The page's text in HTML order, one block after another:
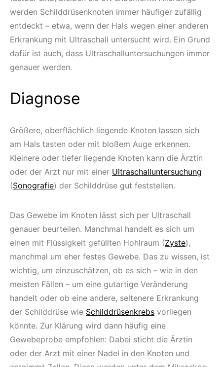
werden Schilddrüsenknoten immer häufiger zufällig
entdeckt – etwa, wenn der Hals wegen einer anderen
Erkrankung mit Ultraschall untersucht wird. Ein Grund
dafür ist auch, dass Ultraschalluntersuchungen immer
genauer werden.
Diagnose
Größere, oberflächlich liegende Knoten lassen sich
am Hals tasten oder mit bloßem Auge erkennen.
Kleinere oder tiefer liegende Knoten kann die Ärztin
oder der Arzt nur mit einer Ultraschalluntersuchung
(Sonografie) der Schilddrüse gut feststellen.
Das Gewebe im Knoten lässt sich per Ultraschall
genauer beurteilen. Manchmal handelt es sich um
einen mit Flüssigkeit gefüllten Hohlraum (Zyste),
manchmal um eher festes Gewebe. Das zu wissen, ist
wichtig, um einzuschätzen, ob es sich – wie in den
meisten Fällen – um eine gutartige Veränderung
handelt oder ob eine andere, seltenere Erkrankung
der Schilddrüse wie Schilddrüsenkrebs vorliegen
könnte. Zur Klärung wird dann häufig eine
Gewebeprobe empfohlen: Dabei sticht die Ärztin
oder der Arzt mit einer Nadel in den Knoten und